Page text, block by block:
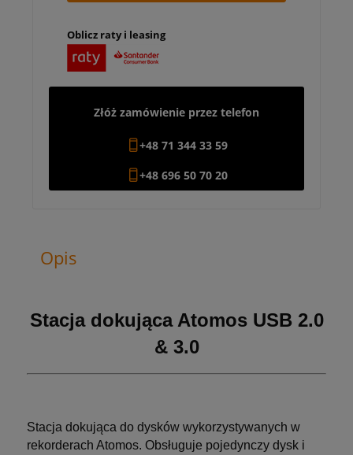
Oblicz raty i leasing
Złóż zamówienie przez telefon
+48 71 344 33 59
+48 696 50 70 20
Opis
Stacja dokująca Atomos USB 2.0
& 3.0
Stacja dokująca do dysków wykorzystywanych w
rekorderach Atomos. Obsługuje pojedynczy dysk i